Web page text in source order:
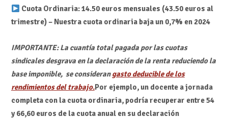
Cuota Ordinaria: 14.50 euros mensuales (43.50 euros al
trimestre) – Nuestra cuota ordinaria baja un 0,7% en 2024
IMPORTANTE: La cuantía total pagada por las cuotas
sindicales desgrava en la declaración de la renta reduciendo la
base imponible, se considerangasto deducible de los
rendimientos del trabajo.Por ejemplo, un docente a jornada
completa con la cuota ordinaria, podría recuperar entre 54
y 66,60 euros de la cuota anual en su declaración